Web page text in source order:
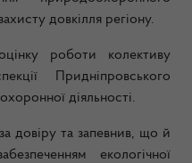
довкілля регіону.
роботи колективу
Придніпровського
діяльності.
довіру та запевнив, що й
екологічної